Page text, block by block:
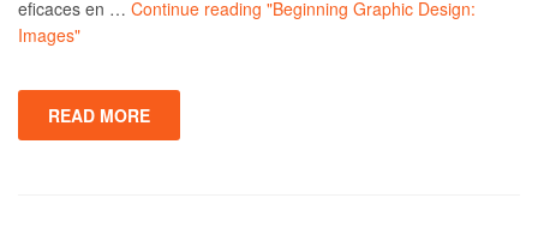
eficaces en … Continue reading "Beginning Graphic Design:
Images"
READ MORE